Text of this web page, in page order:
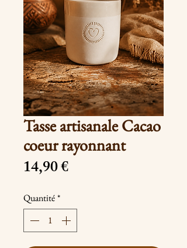
Tasse artisanale Cacao
coeur rayonnant
14,90 €Prix
Quantité*